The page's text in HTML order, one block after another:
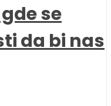
se
da bi nas